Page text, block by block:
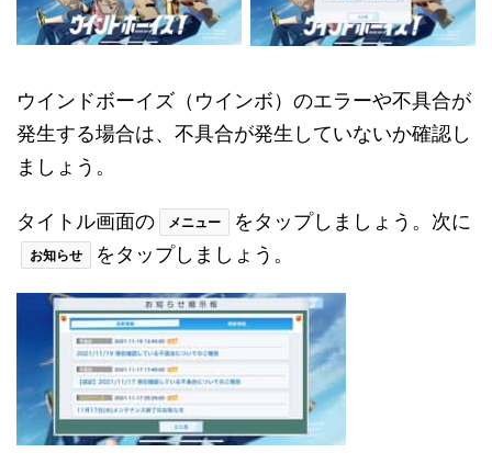
ウインドボーイズ（ウインボ）のエラーや不具合が
発生する場合は、不具合が発生していないか確認し
ましょう。
タイトル画面の メニュー をタップしましょう。次に
お知らせ をタップしましょう。